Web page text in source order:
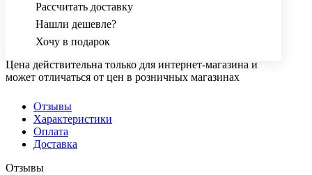
Рассчитать доставку
Нашли дешевле?
Хочу в подарок
Цена действительна только для интернет-магазина и
может отличаться от цен в розничных магазинах
Отзывы
Характеристики
Оплата
Доставка
Отзывы